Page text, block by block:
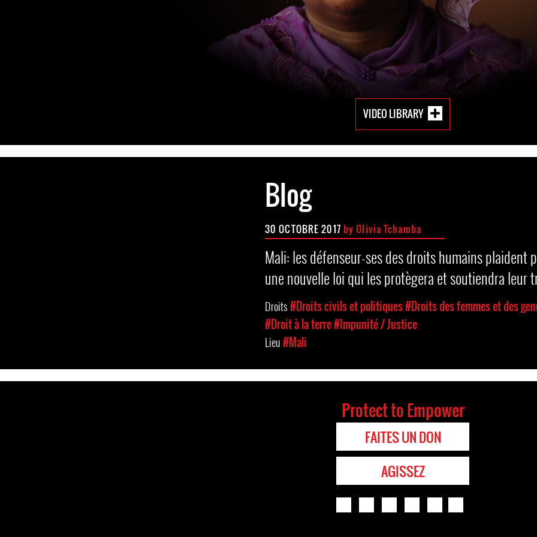
VIDEO LIBRARY
Blog
30 OCTOBRE 2017 by Olivia Tchamba
Mali: les défenseur-ses des droits humains plaident
une nouvelle loi qui les protègera et soutiendra leur
Droits#Droits civils et politiques#Droits des femmes et des
#Droit à la terre#Impunité / Justice
Lieu#Mali
Protect to Empower
FAITES UN DON
AGISSEZ